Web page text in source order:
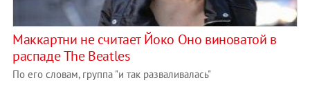
Маккартни не считает Йоко Оно виноватой в
распаде The Beatles
По его словам, группа "и так разваливалась"